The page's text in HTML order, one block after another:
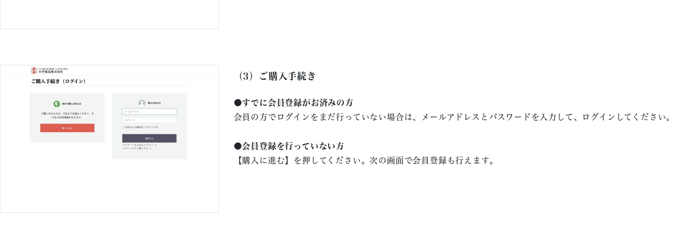
（3）ご購入手続き
●すでに会員登録がお済みの方
会員の方でログインをまだ行っていない場合は、メールアドレスとパスワードを入力して、ログインしてください。
●会員登録を行っていない方
【購入に進む】を押してください。次の画面で会員登録も行えます。